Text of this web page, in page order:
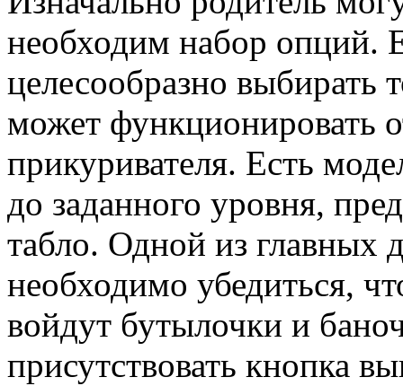
необходим набор опций.
целесообразно выбирать
может функционировать
прикуривателя. Есть
до заданного уровня,
табло. Одной из главных
необходимо убедиться,
войдут бутылочки и
присутствовать кнопка